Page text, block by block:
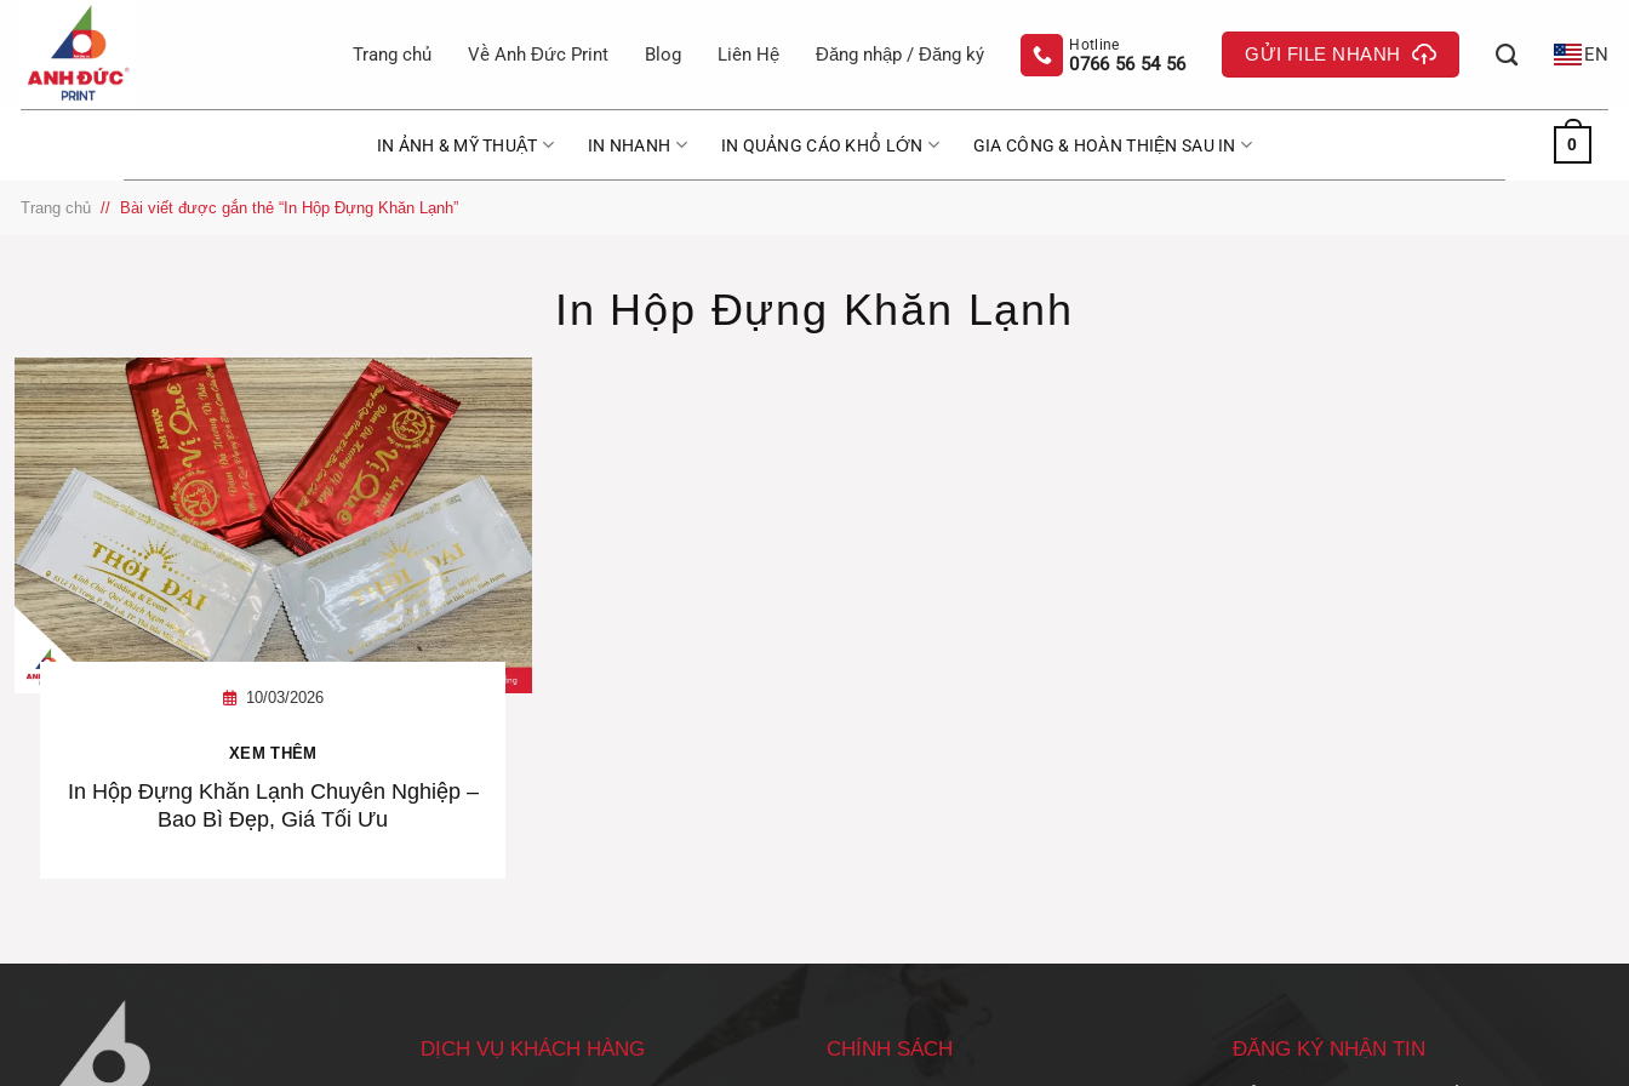
Trang chủ Về Anh Đức Print Blog Liên Hệ Đăng nhập / Đăng ký 0766 56 54 56 GỬI FILE NHANH EN
IN ẢNH & MỸ THUẬT IN NHANH IN QUẢNG CÁO KHỔ LỚN GIA CÔNG & HOÀN THIỆN SAU IN 0
Trang chủ / Bài viết được gắn thẻ “In Hộp Đựng Khăn Lạnh”
In Hộp Đựng Khăn Lạnh
In Hộp Đựng Khăn Lạnh Chuyên Nghiệp –
Bao Bì Đẹp, Giá Tối Ưu
10/03/2026
XEM THÊM
DỊCH VỤ KHÁCH HÀNG CHÍNH SÁCH ĐĂNG KÝ NHẬN TIN